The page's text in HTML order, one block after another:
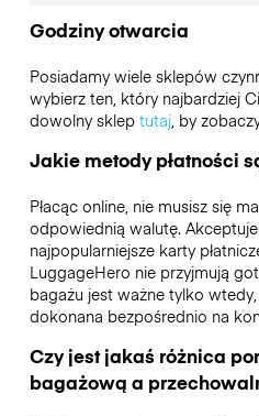
Godziny otwarcia
Posiadamy wiele sklepów
wybierz ten, który najbardziej
dowolny sklep tutaj, by
Jakie metody płatności
Płacąc online, nie musisz się
odpowiednią walutę.
najpopularniejsze karty
LuggageHero nie przyjmują
bagażu jest ważne tylko wtedy,
dokonana bezpośrednio na
Czy jest jakaś różnica
bagażową a